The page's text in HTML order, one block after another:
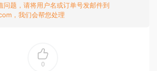
问题，请将用户名或订单号发邮件到
，我们会帮您处理
0